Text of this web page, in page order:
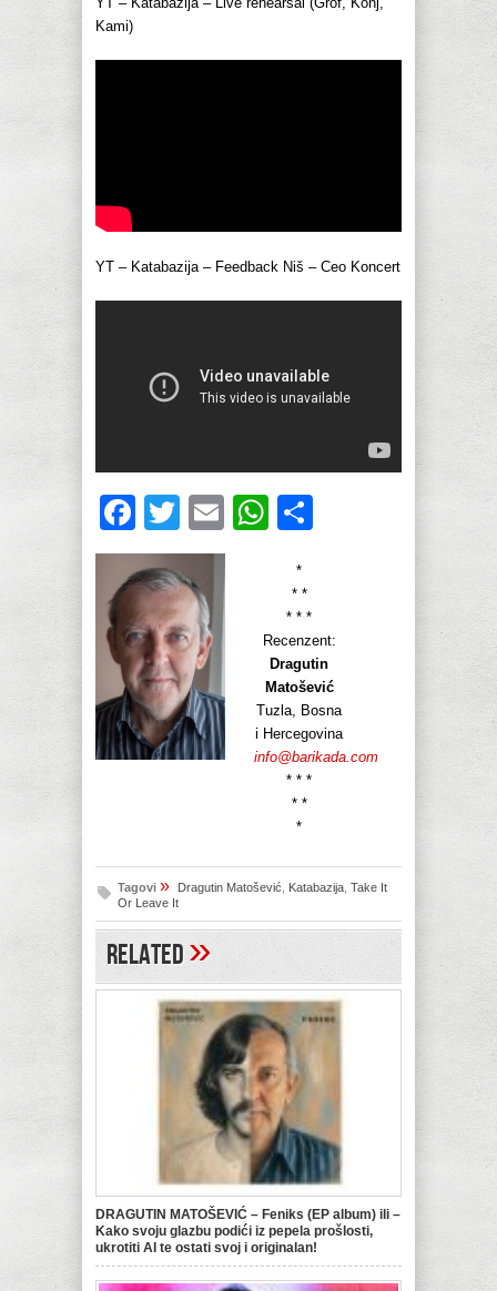
Kami)
YT – Katabazija – Feedback Niš – Ceo Koncert
Facebook
Twitter
EmailWhatsApp
*
* *
* * *
Recenzent:
Dragutin
Matošević
Tuzla, Bosna
i Hercegovina
info@barikada.com
* * *
* *
*
Tagovi » Dragutin Matošević Katabazija Take It
Or Leave It
Related»
DRAGUTIN MATOŠEVIĆ – Feniks (EP album) ili –
Kako svoju glazbu podići iz pepela prošlosti,
ukrotiti AI te ostati svoj i originalan!